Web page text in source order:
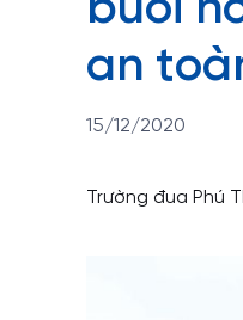
an
15/12/2020
Trường đua Phú